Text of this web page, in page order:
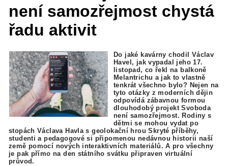
není samozřejmost chystá
řadu aktivit
Do jaké kavárny chodil Václav
Havel, jak vypadal jeho 17.
listopad, co řekl na balkoně
Melantrichu a jak to vlastně
tenkrát všechno bylo? Nejen na
tyto otázky z moderních dějin
odpovídá zábavnou formou
dlouhodobý projekt Svoboda
není samozřejmost. Rodiny s
dětmi se mohou vydat po
stopách Václava Havla s geolokační hrou Skryté příběhy,
studenti a pedagogové si připomenou nedávnou historii naší
země pomocí nových interaktivních materiálů. A pro všechny
je pak přímo na den státního svátku připraven virtuální
průvod.